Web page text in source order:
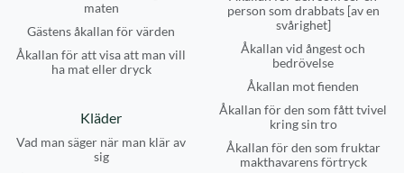
maten
Gästens åkallan för värden
Åkallan för att visa att man vill
ha mat eller dryck
person som drabbats [av en
svårighet]
Åkallan vid ångest och
bedrövelse
Åkallan mot fienden
Åkallan för den som fått tvivel
kring sin tro
Åkallan för den som fruktar
makthavarens förtryck
Kläder
Vad man säger när man klär av
sig